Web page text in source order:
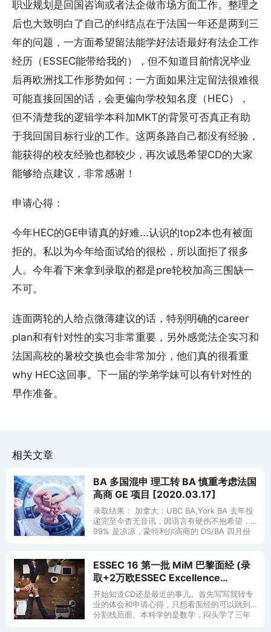
职业规划是回国咨询或者法企做市场方面工作。整理之
后也大致明白了自己的纠结点在于法国一年还是两到三
年的问题，一方面希望留法能学好法语最好有法企工作
经历（ESSEC能带给我的），但不知道目前情况毕业
后再欧洲找工作形势如何；一方面如果注定留法很难很
可能直接回国的话，会更偏向学校知名度（HEC），
但不清楚我的逻辑学本科加MKT的背景可否真正有助
于我回国目标行业的工作。这两条路自己都没有经验，
能获得的校友经验也都较少，再次诚恳希望CD的大家
能够给点建议，非常感谢！
申请心得：
今年HEC的GE申请真的好难...认识的top2本也有被面
拒的。私以为今年给面试给的很松，所以面拒了很多
人。今年看下来拿到录取的都是pre轮校加高三围缺一
不可。
连面两轮的人给点微薄建议的话，特别明确的career
plan和有针对性的实习非常重要，另外感觉法企实习和
法国高校的暑校交换也会非常加分，他们真的很看重
why HEC这回事。下一届的学弟学妹可以有针对性的
早作准备。
相关文章
BA 多国混申 理工转 BA 慎重考虑法国
高商 GE 项目 [2020.03.17]
录取结果： 加拿大：UBC BA,York BA 去年投
递完至今杳无音讯，因语言有硬伤不抱希望，
99% 是凉凉，蒙特利尔高商的 DS/BA 四月份
ESSEC 16 第一批 MiM 巴黎面经 (录
取+2万欧ESSEC Excellence
Scholarship)+转专业体会
开始知道CD还是最近的事儿。首先写写我转专
业的体会和申请心得，只想看面经的可以跳到
分割线后面。本科学的是数学，闷头学了三年